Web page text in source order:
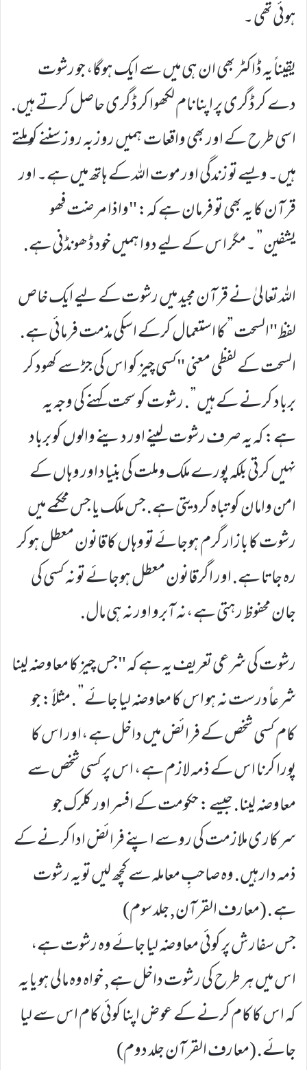
ہوئی تھی ۔
یقیناً یہ ڈاکٹر بھی ان ہی میں سے ایک ہوگا، جو رشوت
دے کر ڈگری پر اپنا نام لکھوا کر ڈگری حاصل کرتے ہیں.
اسی طرح کے اور بھی واقعات ہمیں روز بہ روز سننے کو ملتے
ہیں۔ ویسے تو زندگی اور موت اللہ کے ہاتھ میں ہے۔ اور
قرآن کا یہ بھی تو فرمان ہے کہ: "واذا مرضت فھو
یشفین” ۔مگر اس کے لیے دوا ہمیں خود ڈھونڈنی ہے.
اللہ تعالیٰ نے قرآن مجید میں رشوت کے لیے ایک خاص
لفظ "السحت” کا استعمال کرکے اسکی مذمت فرمائی ہے.
السحت کے لفظی معنی "کسی چیز کو اس کی جڑ سے کھود کر
برباد کرنے کے ہیں”. رشوت کو سحت کہنے کی وجہ یہ
ہے: کہ یہ صرف رشوت لینے اور دینے والوں کو برباد
نہیں کرتی بلکہ پورے ملک وملت کی بنیاد اور وہاں کے
امن وامان کو تباہ کردیتی ہے. جس ملک یا جس محکمے میں
رشوت کا بازار گرم ہوجائے تو وہاں کا قانون معطل ہوکر
رہ جاتا ہے. اور اگر قانون معطل ہوجائے تو نہ کسی کی
جان محفوظ رہتی ہے ،نہ آبرو اور نہ ہی مال.
رشوت کی شرعی تعریف یہ ہے کہ "جس چیز کا معاوضہ لینا
شرعاً درست نہ ہو اس کا معاوضہ لیا جائے” . مثلاً : جو
کام کسی شخص کے فرائض میں داخل ہے ،اور اس کا
پورا کرنا اس کے ذمہ لازم ہے ، اس پر کسی شخص سے
معاوضہ لینا. جیسے : حکومت کے افسر اور کلرک جو
سرکاری ملازمت کی رو سے اپنے فرائض ادا کرنے کے
ذمہ دار ہیں. وہ صاحبِ معاملہ سے کچھ لیں تو یہ رشوت
ہے . (معارف القرآن, جلد سوم)
جس سفارش پر کوئی معاوضہ لیا جائے وہ رشوت ہے،
اس میں ہر طرح کی رشوت داخل ہے, خواہ وہ مالی ہو یا یہ
کہ اس کا کام کرنے کے عوض اپنا کوئی کام اس سے لیا
جائے. (معارف القرآن جلد دوم)